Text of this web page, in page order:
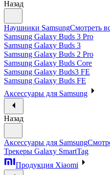
Назад
Наушники SamsungСмотреть
Samsung Galaxy Buds 3 Pro
Samsung Galaxy Buds 3
Samsung Galaxy Buds 2 Pro
Samsung Galaxy Buds Core
Samsung Galaxy Buds3 FE
Samsung Galaxy Buds FE
Аксессуары для Samsung
Назад
Аксессуары для Samsung
Трекеры Galaxy SmartTag
Продукция Xiaomi